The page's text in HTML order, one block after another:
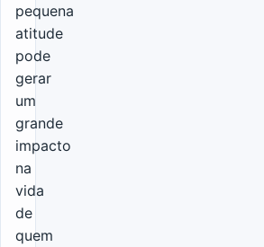
pequena
atitude
pode
gerar
um
grande
impacto
na
vida
de
quem